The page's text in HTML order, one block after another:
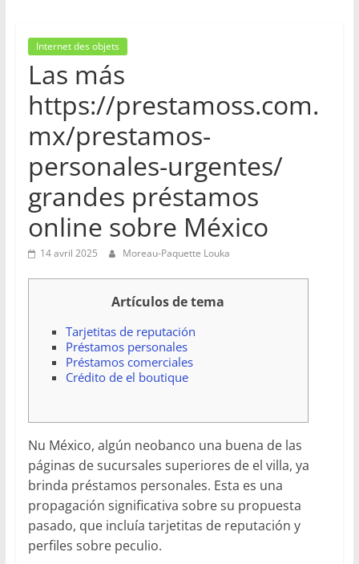
Internet des objets
Las más
https://prestamoss.com.
mx/prestamos-
personales-urgentes/
grandes préstamos
online sobre México
14 avril 2025 Moreau-Paquette Louka
Artículos de tema
Tarjetitas de reputación
Préstamos personales
Préstamos comerciales
Crédito de el boutique
Nu México, algún neobanco una buena de las
páginas de sucursales superiores de el villa, ya
brinda préstamos personales. Esta es una
propagación significativa sobre su propuesta
pasado, que incluía tarjetitas de reputación y
perfiles sobre peculio.